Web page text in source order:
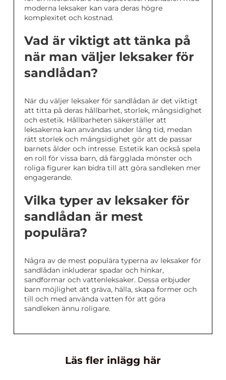
moderna leksaker kan vara deras högre
komplexitet och kostnad.
Vad är viktigt att tänka på
när man väljer leksaker för
sandlådan?
När du väljer leksaker för sandlådan är det viktigt
att titta på deras hållbarhet, storlek, mångsidighet
och estetik. Hållbarheten säkerställer att
leksakerna kan användas under lång tid, medan
rätt storlek och mångsidighet gör att de passar
barnets ålder och intresse. Estetik kan också spela
en roll för vissa barn, då färgglada mönster och
roliga figurer kan bidra till att göra sandleken mer
engagerande.
Vilka typer av leksaker för
sandlådan är mest
populära?
Några av de mest populära typerna av leksaker för
sandlådan inkluderar spadar och hinkar,
sandformar och vattenleksaker. Dessa erbjuder
barn möjlighet att gräva, hälla, skapa former och
till och med använda vatten för att göra
sandleken ännu roligare.
Läs fler inlägg här